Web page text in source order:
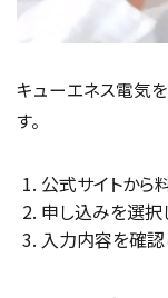
キューエネス電気
す。
公式サイトから
申し込みを選
入力内容を確